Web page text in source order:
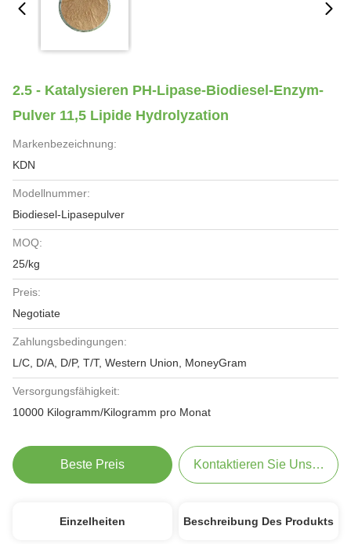
2.5 - Katalysieren PH-Lipase-Biodiesel-Enzym-
Pulver 11,5 Lipide Hydrolyzation
Markenbezeichnung:
KDN
Modellnummer:
Biodiesel-Lipasepulver
MOQ:
25/kg
Preis:
Negotiate
Zahlungsbedingungen:
L/C, D/A, D/P, T/T, Western Union, MoneyGram
Versorgungsfähigkeit:
10000 Kilogramm/Kilogramm pro Monat
Beste Preis Kontaktieren Sie Uns Jetzt
Einzelheiten Beschreibung Des Produkts